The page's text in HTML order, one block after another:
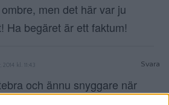
men det här var ju
Ha begäret är ett faktum!
Svara
kl. 11:43
och ännu snyggare när